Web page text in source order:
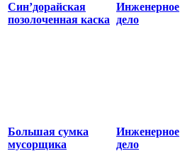
Син’дорайская
позолоченная каска
Инженерное
дело
Большая сумка
мусорщика
Инженерное
дело